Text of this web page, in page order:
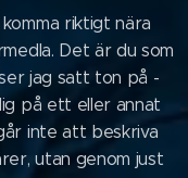
riktigt nära
Det är du som
jag satt ton på -
på ett eller annat
inte att beskriva
utan genom just